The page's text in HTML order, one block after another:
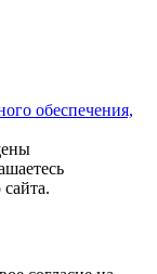
обеспечения,